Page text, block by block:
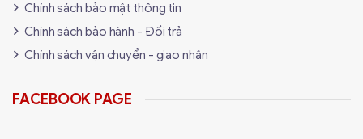
Chính sách bảo mật thông tin
Chính sách bảo hành - Đổi trả
Chính sách vận chuyển - giao nhận
FACEBOOK PAGE